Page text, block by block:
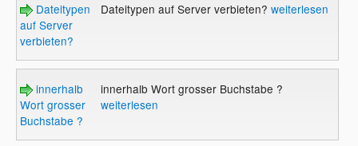
Dateitypen
auf Server
verbieten?
Dateitypen auf Server verbieten? weiterlesen
innerhalb
Wort grosser
Buchstabe ?
innerhalb Wort grosser Buchstabe ?
weiterlesen